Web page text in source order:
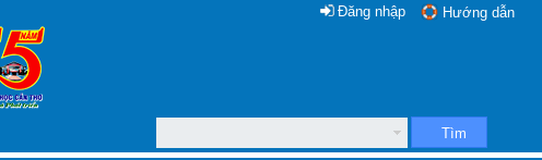
Hướng dẫn
Đăng nhập
Tìm